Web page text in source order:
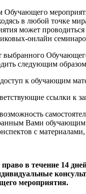
Обучающего
в любой точке
может проводиться
онлайн
выбранного
следующим
доступ к обучающим
ссылки к
Вами обучающим
с
в течение 14
мероприятия.